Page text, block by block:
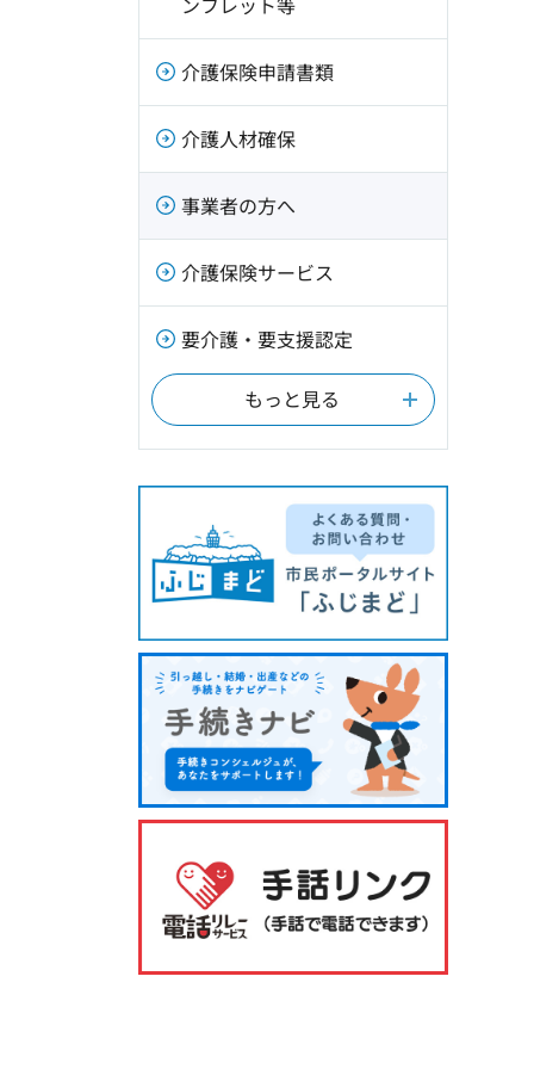
介護保険申請書類
介護人材確保
事業者の方へ
介護保険サービス
要介護・要支援認定
もっと見る